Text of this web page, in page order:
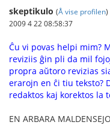
skeptikulo (Å vise profilen)
2009 4 22 08:58:37
Ĉu vi povas helpi mim?
reviziis ĝin pli da mil
propra aŭtoro revizias
erarojn en ĉi tiu teksto?
redaktos kaj korektos la
EN ARBARA MALDENSEJO